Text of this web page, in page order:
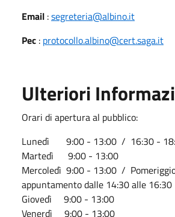
Email :segreteria@albino.it
Pec : protocollo.albino@cert.saga.it
Ulteriori
Orari di apertura al pubblico:
Lunedì 9:00 - 13:00 / 16:30 -
Martedì 9:00 - 13:00
Mercoledì 9:00 - 13:00 /
appuntamento dalle 14:30 alle 16:30
Giovedì 9:00 - 13:00
Venerdì 9:00 - 13:00